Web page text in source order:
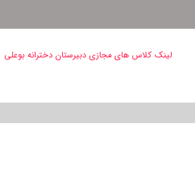
لینک کلاس های مجازی دبیرستان دخترانه بوعلی